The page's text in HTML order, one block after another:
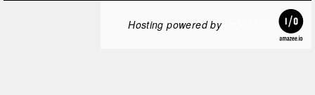
Hosting powered byamazee.io